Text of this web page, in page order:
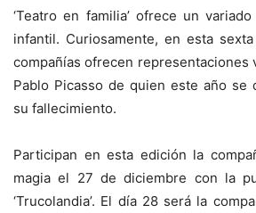
‘Teatro en familia’ ofrece un
infantil. Curiosamente, en esta
compañías ofrecen representaciones
Pablo Picasso de quien este año se
su fallecimiento.
Participan en esta edición la
magia el 27 de diciembre con la
‘Trucolandia’. El día 28 será la